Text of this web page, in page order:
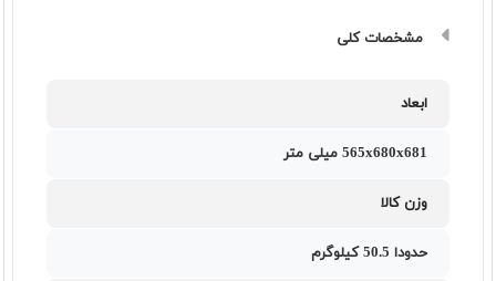
مشخصات کلی
ابعاد
565x680x681 ميلی متر
وزن کالا
حدودا 50.5 کيلوگرم